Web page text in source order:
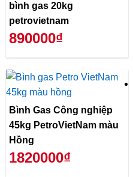
bình gas 20kg
petrovietnam
890000₫
Bình Gas Công nghiệp
45kg PetroVietNam màu
Hồng
1820000₫